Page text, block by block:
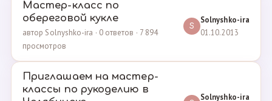
Мастер-класс по
обереговой кукле
автор Solnyshko-ira · 0 ответов · 7 894
просмотров
S
Solnyshko-ira
01.10.2013
Приглашаем на мастер-
классы по рукоделию в
Solnyshko-ira